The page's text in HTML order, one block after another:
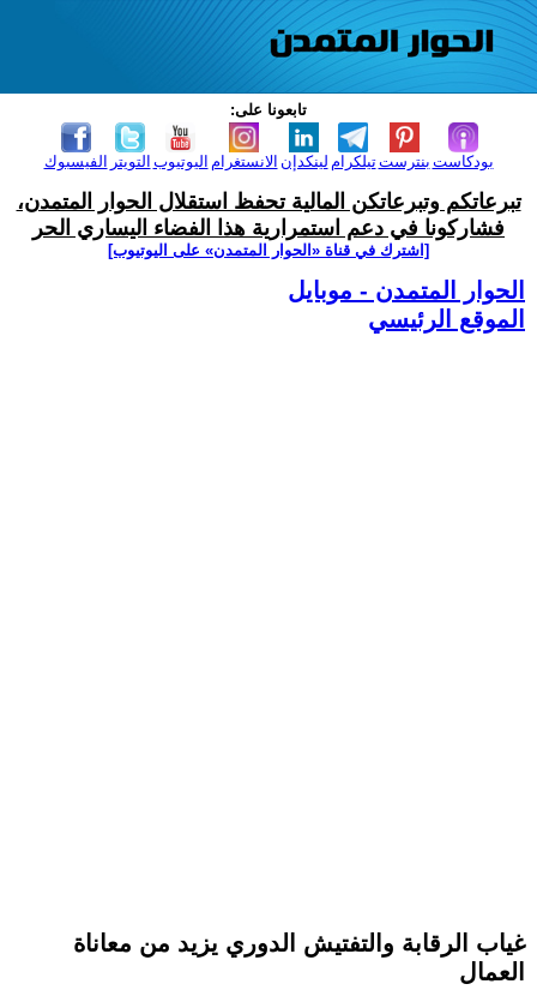
تابعونا على:
الفيسبوك التويتر اليوتيوب الانستغرام لينكدإن تيلكرامبنترست بودكاست
تبرعاتكم وتبرعاتكن المالية تحفظ استقلال الحوار المتمدن،
فشاركونا في دعم استمرارية هذا الفضاء اليساري الحر
[اشترك في قناة ‫«الحوار المتمدن» على اليوتيوب]
الحوار المتمدن - موبايل
الموقع الرئيسي
غياب الرقابة والتفتيش الدوري يزيد من معاناة
العمال